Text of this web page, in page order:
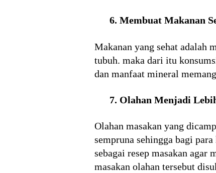
6. Membuat Makanan
Makanan yang sehat adalah
tubuh. maka dari itu
dan manfaat mineral
7. Olahan Menjadi
Olahan masakan yang
sempruna sehingga bagi
sebagai resep masakan agar
masakan olahan tersebut